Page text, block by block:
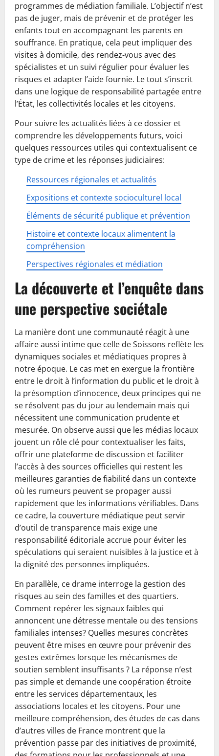
programmes de médiation familiale. L’objectif n’est
pas de juger, mais de prévenir et de protéger les
enfants tout en accompagnant les parents en
souffrance. En pratique, cela peut impliquer des
visites à domicile, des rendez-vous avec des
spécialistes et un suivi régulier pour évaluer les
risques et adapter l’aide fournie. Le tout s’inscrit
dans une logique de responsabilité partagée entre
l’État, les collectivités locales et les citoyens.
Pour suivre les actualités liées à ce dossier et
comprendre les développements futurs, voici
quelques ressources utiles qui contextualisent ce
type de crime et les réponses judiciaires:
Ressources régionales et actualités
Expositions et contexte socioculturel local
Éléments de sécurité publique et prévention
Histoire et contexte locaux alimentent la
compréhension
Perspectives régionales et médiation
La découverte et l’enquête dans
une perspective sociétale
La manière dont une communauté réagit à une
affaire aussi intime que celle de Soissons reflète les
dynamiques sociales et médiatiques propres à
notre époque. Le cas met en exergue la frontière
entre le droit à l’information du public et le droit à
la présomption d’innocence, deux principes qui ne
se résolvent pas du jour au lendemain mais qui
nécessitent une communication prudente et
mesurée. On observe aussi que les médias locaux
jouent un rôle clé pour contextualiser les faits,
offrir une plateforme de discussion et faciliter
l’accès à des sources officielles qui restent les
meilleures garanties de fiabilité dans un contexte
où les rumeurs peuvent se propager aussi
rapidement que les informations vérifiables. Dans
ce cadre, la couverture médiatique peut servir
d’outil de transparence mais exige une
responsabilité éditoriale accrue pour éviter les
spéculations qui seraient nuisibles à la justice et à
la dignité des personnes impliquées.
En parallèle, ce drame interroge la gestion des
risques au sein des familles et des quartiers.
Comment repérer les signaux faibles qui
annoncent une détresse mentale ou des tensions
familiales intenses? Quelles mesures concrètes
peuvent être mises en œuvre pour prévenir des
gestes extrêmes lorsque les mécanismes de
soutien semblent insuffisants ? La réponse n’est
pas simple et demande une coopération étroite
entre les services départementaux, les
associations locales et les citoyens. Pour une
meilleure compréhension, des études de cas dans
d’autres villes de France montrent que la
prévention passe par des initiatives de proximité,